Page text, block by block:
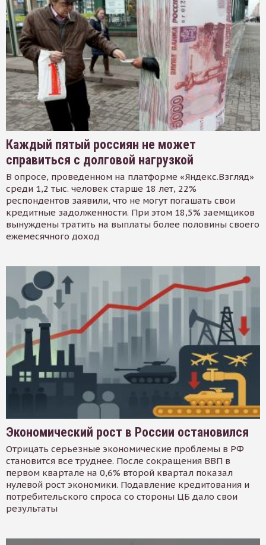
Каждый пятый россиян не может
справиться с долговой нагрузкой
В опросе, проведенном на платформе «Яндекс.Взгляд»
среди 1,2 тыс. человек старше 18 лет, 22%
респондентов заявили, что не могут погашать свои
кредитные задолженности. При этом 18,5% заемщиков
вынуждены тратить на выплаты более половины своего
ежемесячного доход
Экономический рост в России остановился
Отрицать серьезные экономические проблемы в РФ
становится все труднее. После сокращения ВВП в
первом квартале на 0,6% второй квартал показал
нулевой рост экономики. Подавление кредитования и
потребительского спроса со стороны ЦБ дало свои
результаты